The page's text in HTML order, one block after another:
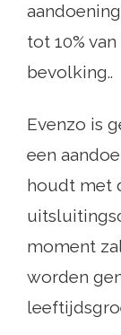
tot 10%
bevolking..
Evenzo is
een
houdt met
moment
worden